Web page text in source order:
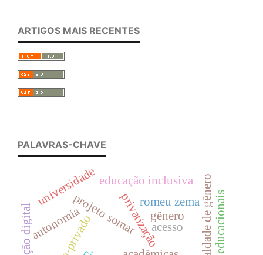
ARTIGOS MAIS RECENTES
PALAVRAS-CHAVE
privatização
projeto somarromeu zemaigualdade de gênero
universidade
gênero
educação inclusiva
acesso
autonomia